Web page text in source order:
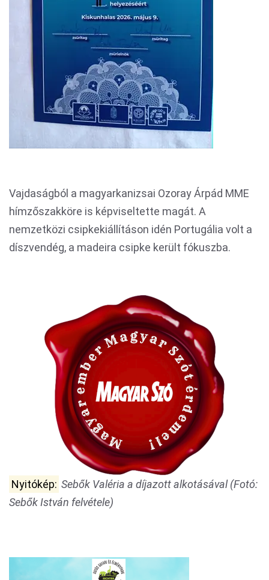
Vajdaságból a magyarkanizsai Ozoray Árpád MME
hímzőszakköre is képviseltette magát. A
nemzetközi csipkekiállításon idén Portugália volt a
díszvendég, a madeira csipke került fókuszba.
Nyitókép: Sebők Valéria a díjazott alkotásával (Fotó:
Sebők István felvétele)